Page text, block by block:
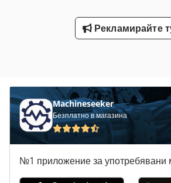
Рекламирайте
Machineseeker
Безплатно в магазина
№1 приложение за употребявани